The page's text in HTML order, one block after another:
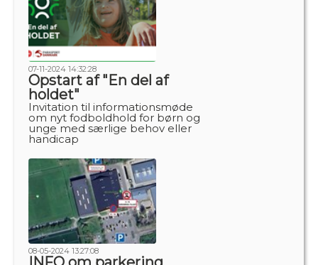
07-11-2024 14:32:28
Opstart af "En del af
holdet"
Invitation til informationsmøde
om nyt fodboldhold for børn og
unge med særlige behov eller
handicap
08-05-2024 13:27:08